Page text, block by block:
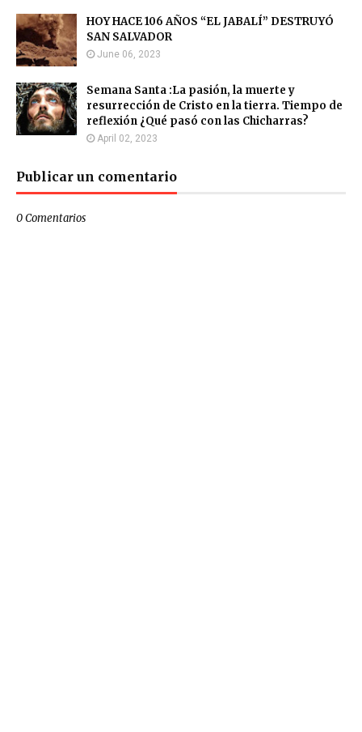
HOY HACE 106 AÑOS “EL JABALÍ” DESTRUYÓ
SAN SALVADOR
June 06, 2023
Semana Santa :La pasión, la muerte y
resurrección de Cristo en la tierra. Tiempo de
reflexión ¿Qué pasó con las Chicharras?
April 02, 2023
Publicar un comentario
0 Comentarios